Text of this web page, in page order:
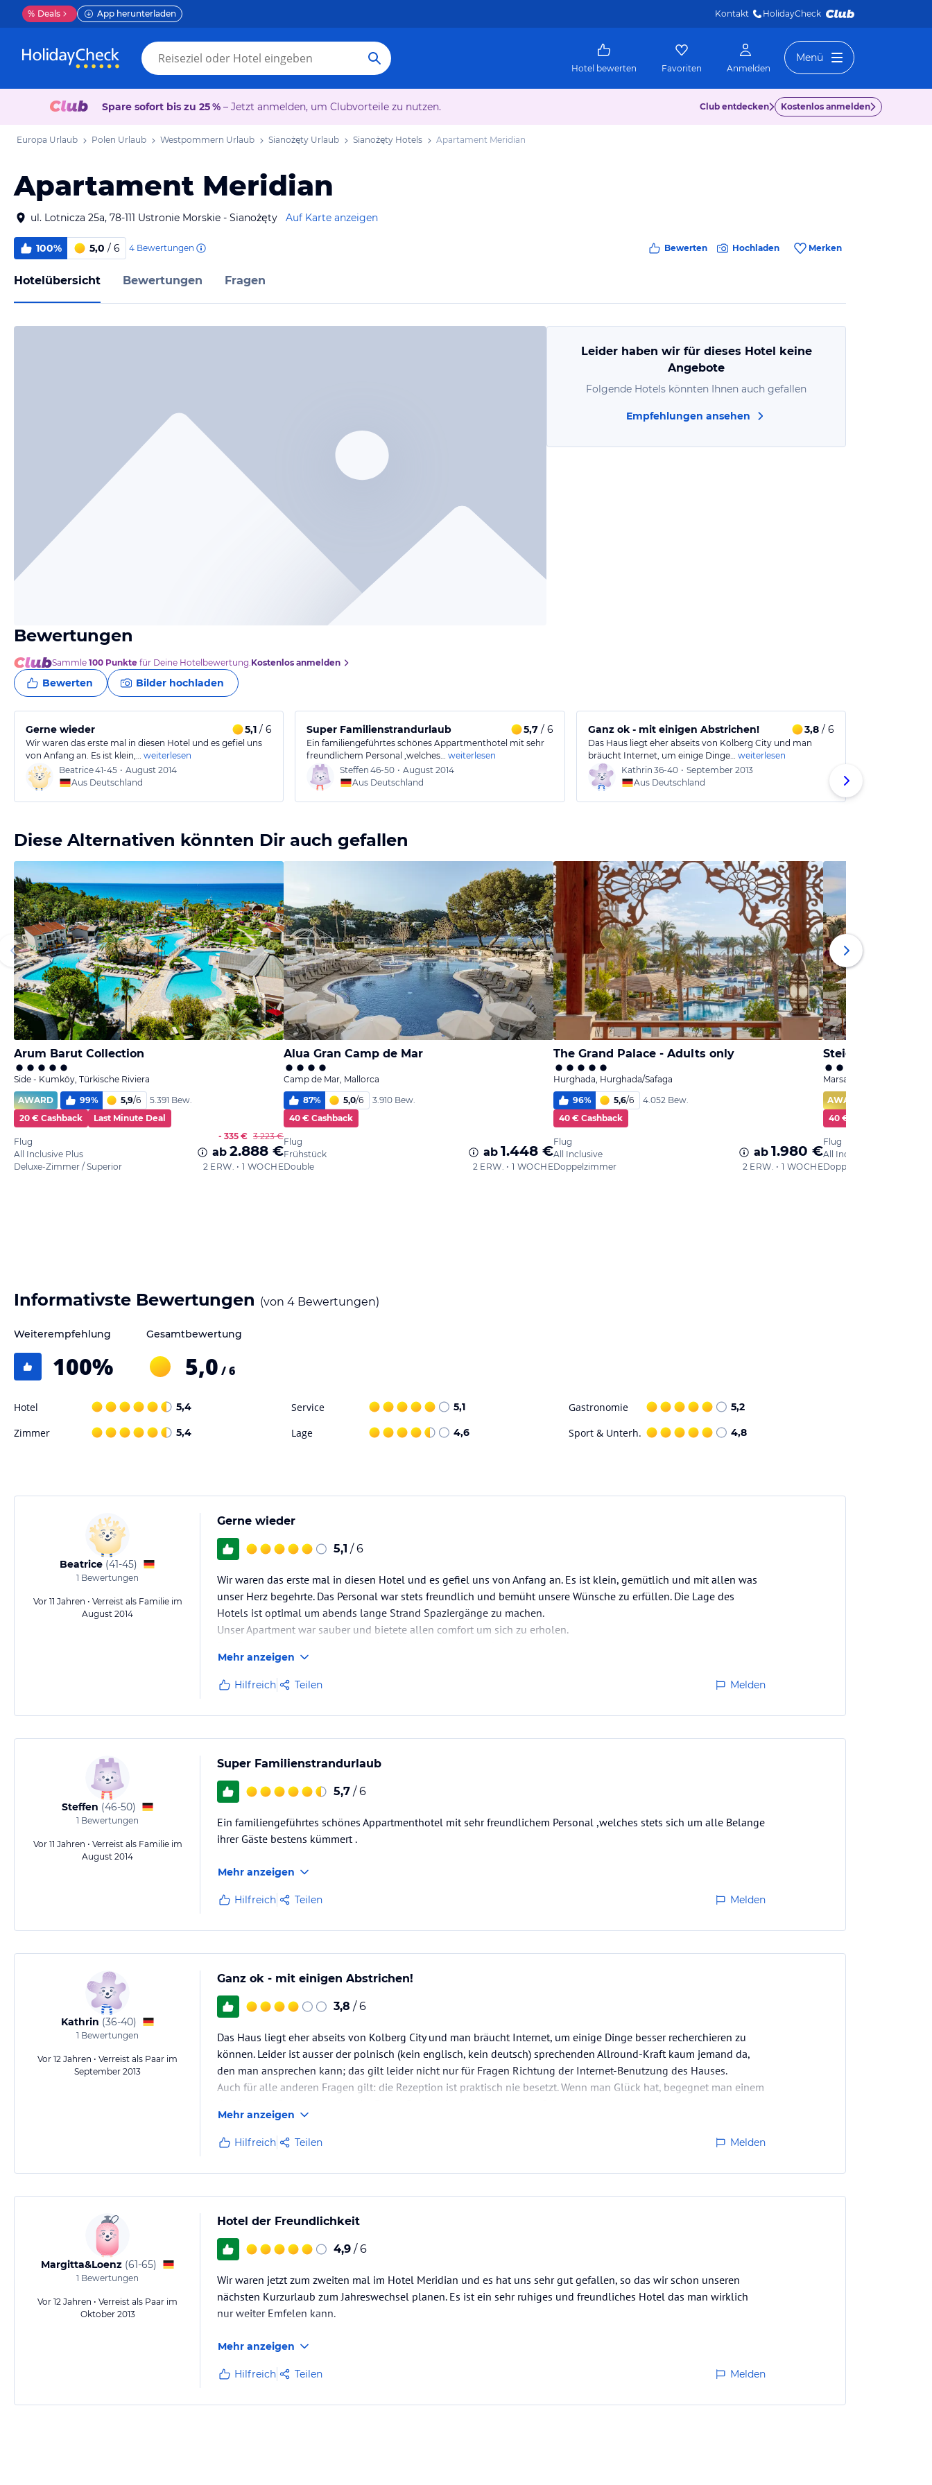
% Deals App herunterladen Kontakt HolidayCheck
Hotel bewerten Favoriten Anmelden
Menü
Spare sofort bis zu 25 % – Jetzt anmelden, um Clubvorteile zu nutzen. Club entdecken Kostenlos anmelden
Europa Urlaub Polen Urlaub Westpommern Urlaub Sianożęty Urlaub Sianożęty Hotels Apartament Meridian
Apartament Meridian
ul. Lotnicza 25a, 78-111 Ustronie Morskie - Sianożęty Auf Karte anzeigen
100% 5,0 / 6 4 Bewertungen Bewerten Hochladen Merken
Hotelübersicht Bewertungen Fragen
Leider haben wir für dieses Hotel keine
Angebote
Folgende Hotels könnten Ihnen auch gefallen
Empfehlungen ansehen
Bewertungen
Sammle 100 Punkte für Deine Hotelbewertung. Kostenlos anmelden
Bewerten Bilder hochladen
Gerne wieder 5,1 / 6
Wir waren das erste mal in diesen Hotel und es gefiel uns
von Anfang an. Es ist klein,…
weiterlesen
Beatrice41-45 • August 2014
Aus Deutschland
Super Familienstrandurlaub 5,7/ 6
Ein familiengeführtes schönes Appartmenthotel mit sehr
freundlichem Personal ,welches…
weiterlesen
Steffen 46-50 • August 2014
Aus Deutschland
Ganz ok - mit einigen Abstrichen! 3,8/ 6
Das Haus liegt eher abseits von Kolberg City und man
bräucht Internet, um einige Dinge…
weiterlesen
Kathrin 36-40 • September 2013
Aus Deutschland
Diese Alternativen könnten Dir auch gefallen
Arum Barut Collection
Side - Kumköy, Türkische Riviera
AWARD
99% 5,9/6
5.391 Bew.
20 € Cashback
Last Minute Deal
Flug
All Inclusive Plus
Deluxe-Zimmer / Superior
- 335 € 3.223 €
ab 2.888 €
2 ERW. • 1 WOCHE
Alua Gran Camp de Mar
Camp de Mar, Mallorca
87% 5,0/6
3.910 Bew.
40 € Cashback
Flug
Frühstück
Double
ab 1.448 €
2 ERW. • 1 WOCHE
The Grand Palace - Adults only
Hurghada, Hurghada/Safaga
96% 5,6/6
4.052 Bew.
40 € Cashback
Flug
All Inclusive
Doppelzimmer
ab 1.980 €
2 ERW. • 1 WOCHE
Steigenberger
Marsa Alam, Marsa Alam/
AWARD
40 € Cashback
Flug
All Inclusive
Doppelzimmer
Informativste Bewertungen (von 4 Bewertungen)
Weiterempfehlung
100%
Gesamtbewertung
5,0 / 6
Hotel 5,4 Service 5,1 Gastronomie 5,2
Zimmer 5,4 Lage 4,6 Sport & Unterh. 4,8
Beatrice (41-45)
1 Bewertungen
Vor 11 Jahren • Verreist als Familie im
August 2014
Gerne wieder
5,1 / 6
Wir waren das erste mal in diesen Hotel und es gefiel uns von Anfang an. Es ist klein, gemütlich und mit allen was
unser Herz begehrte. Das Personal war stets freundlich und bemüht unsere Wünsche zu erfüllen. Die Lage des
Hotels ist optimal um abends lange Strand Spaziergänge zu machen.
Unser Apartment war sauber und bietete allen comfort um sich zu erholen.
Wer Ruhe, Gemütlichkeit, Sauberkeit und Freundlichkeit in Strand Nähe sucht, ist hier im…
Mehr anzeigen
Hilfreich Teilen Melden
Steffen (46-50)
1 Bewertungen
Vor 11 Jahren • Verreist als Familie im
August 2014
Super Familienstrandurlaub
5,7 / 6
Ein familiengeführtes schönes Appartmenthotel mit sehr freundlichem Personal ,welches stets sich um alle Belange
ihrer Gäste bestens kümmert .
Mehr anzeigen
Hilfreich Teilen Melden
Kathrin (36-40)
1 Bewertungen
Vor 12 Jahren • Verreist als Paar im
September 2013
Ganz ok - mit einigen Abstrichen!
3,8 / 6
Das Haus liegt eher abseits von Kolberg City und man bräucht Internet, um einige Dinge besser recherchieren zu
können. Leider ist ausser der polnisch (kein englisch, kein deutsch) sprechenden Allround-Kraft kaum jemand da,
den man ansprechen kann; das gilt leider nicht nur für Fragen Richtung der Internet-Benutzung des Hauses.
Auch für alle anderen Fragen gilt: die Rezeption ist praktisch nie besetzt. Wenn man Glück hat, begegnet man einem
Mehr anzeigen
Hilfreich Teilen Melden
Margitta&Loenz (61-65)
1 Bewertungen
Vor 12 Jahren • Verreist als Paar im
Oktober 2013
Hotel der Freundlichkeit
4,9 / 6
Wir waren jetzt zum zweiten mal im Hotel Meridian und es hat uns sehr gut gefallen, so das wir schon unseren
nächsten Kurzurlaub zum Jahreswechsel planen. Es ist ein sehr ruhiges und freundliches Hotel das man wirklich
nur weiter Emfelen kann.
Mehr anzeigen
Hilfreich Teilen Melden